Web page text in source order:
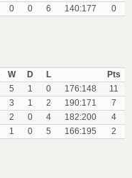
0 0 6 140:177 0
W D L
Pts
5 1 0 176:148
11
3 1 2 190:171
7
2 0 4 182:200
4
1 0 5 166:195 2